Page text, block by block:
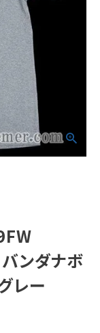
ンダナボ
レー